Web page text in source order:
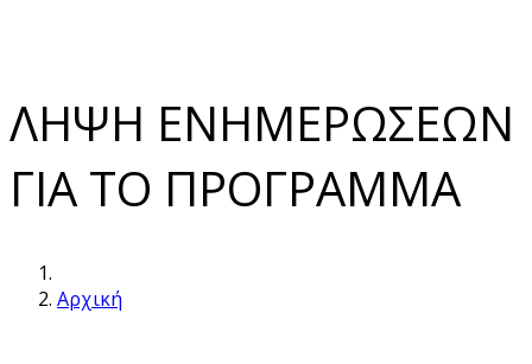
ΛΗΨΗ ΕΝΗΜΕΡΩΣΕΩΝ
ΓΙΑ ΤΟ ΠΡΟΓΡΑΜΜΑ
Αρχική